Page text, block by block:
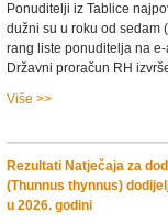
Ponuditelji iz Tablice
dužni su u roku od sedam
rang liste ponuditelja na
Državni proračun RH
Više >>
Rezultati Natječaja za
(Thunnus thynnus)
u 2026. godini